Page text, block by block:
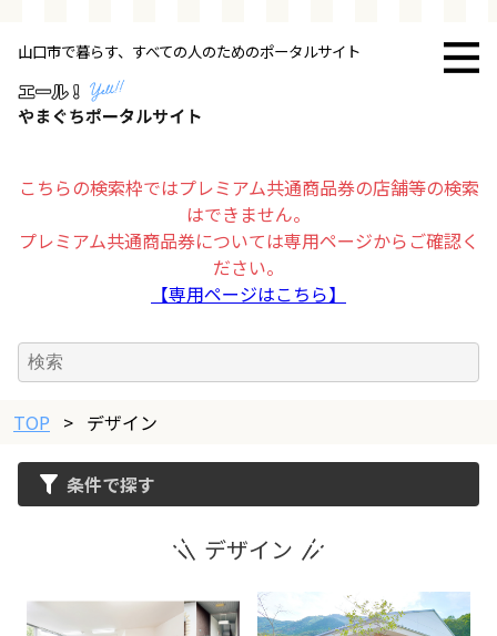
山口市で暮らす、すべての人のためのポータルサイト
こちらの検索枠ではプレミアム共通商品券の店舗等の検索
はできません。
プレミアム共通商品券については専用ページからご確認く
ださい。
【専用ページはこちら】
トップページ
その他
求人情報
お得
新規登録の事業者の皆様
TOP > デザイン
条件で探す
デザイン